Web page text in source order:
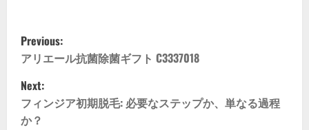
P
o
s
t
Previous:
アリエール抗菌除菌ギフト C3337018
Next:
フィンジア初期脱毛: 必要なステップか、単なる過程
か？